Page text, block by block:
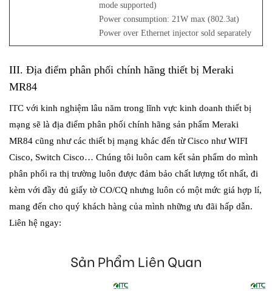
mode supported)
Power consumption: 21W max (802.3at)
Power over Ethernet injector sold separately
III. Địa điểm phân phối chính hãng thiết bị Meraki
MR84
ITC với kinh nghiệm lâu năm trong lĩnh vực kinh doanh thiết bị
mạng sẽ là địa điểm phân phối chính hãng sản phẩm Meraki
MR84 cũng như các thiết bị mạng khác đến từ Cisco như WIFI
Cisco, Switch Cisco… Chúng tôi luôn cam kết sản phẩm do mình
phân phối ra thị trường luôn được đảm bảo chất lượng tốt nhất, đi
kèm với đầy đủ giấy tờ CO/CQ nhưng luôn có một mức giá hợp lí,
mang đến cho quý khách hàng của mình những ưu đãi hấp dẫn.
Liên hệ ngay:
Sản Phẩm Liên Quan